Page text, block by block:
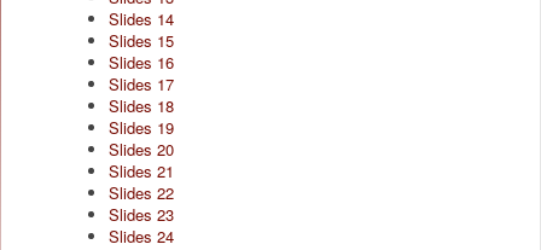
Slides 14
Slides 15
Slides 16
Slides 17
Slides 18
Slides 19
Slides 20
Slides 21
Slides 22
Slides 23
Slides 24